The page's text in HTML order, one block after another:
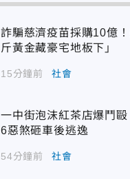
詐騙慈濟疫苗採購10億
斤黃金藏豪宅地板下」
15分鐘前 社會
一中街泡沫紅茶店爆鬥
6惡煞砸車後逃逸
54分鐘前 社會